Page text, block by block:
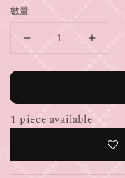
數量
1 piece available